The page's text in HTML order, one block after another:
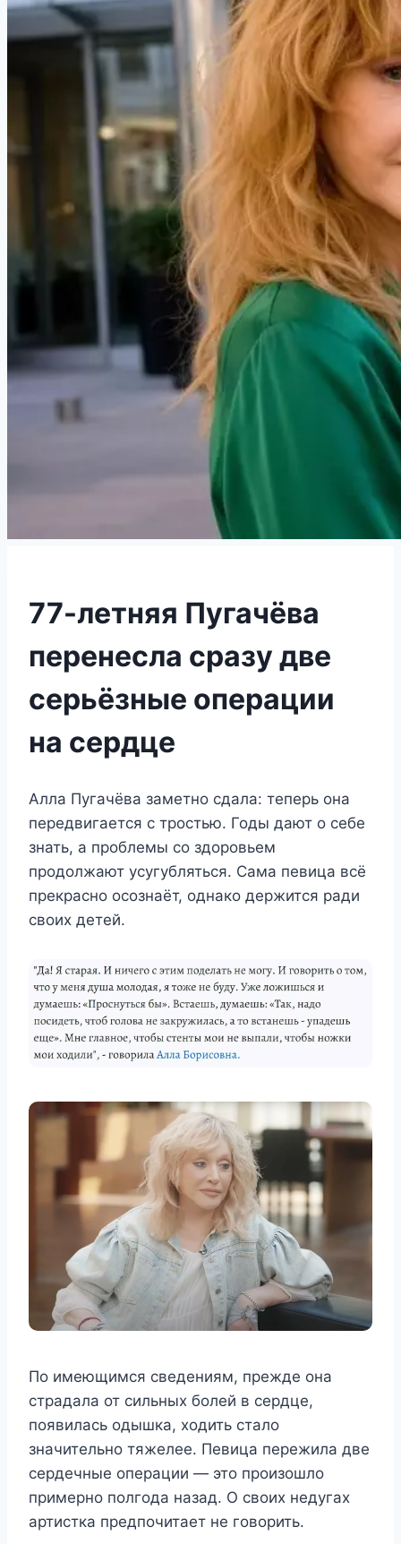
77-летняя Пугачёва
перенесла сразу две
серьёзные операции
на сердце
Алла Пугачёва заметно сдала: теперь она
передвигается с тростью. Годы дают о себе
знать, а проблемы со здоровьем
продолжают усугубляться. Сама певица всё
прекрасно осознаёт, однако держится ради
своих детей.
По имеющимся сведениям, прежде она
страдала от сильных болей в сердце,
появилась одышка, ходить стало
значительно тяжелее. Певица пережила две
сердечные операции — это произошло
примерно полгода назад. О своих недугах
артистка предпочитает не говорить.